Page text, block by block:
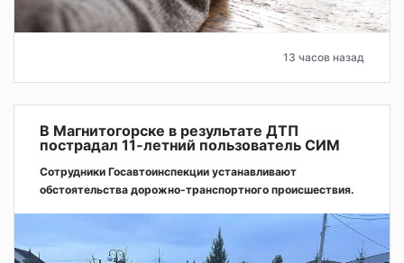
13 часов назад
В Магнитогорске в результате ДТП
пострадал 11-летний пользователь СИМ
Сотрудники Госавтоинспекции устанавливают
обстоятельства дорожно-транспортного происшествия.